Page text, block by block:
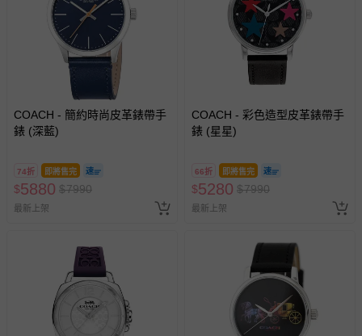
COACH - 簡約時尚皮革錶帶手
錶 (深藍)
74折 即將售完
$5880 $7990
最新上架
COACH - 彩色造型皮革錶帶手
錶 (星星)
66折 即將售完
$5280 $7990
最新上架